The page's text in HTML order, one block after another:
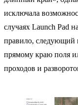
исключала
случаях Launch Pad
правило, следующий
прямому краю поля
проходов и